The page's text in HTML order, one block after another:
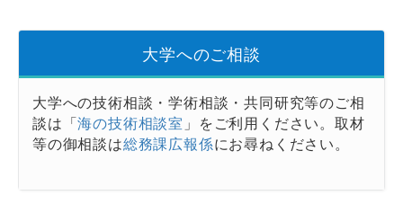
大学へのご相談
大学への技術相談・学術相談・共同研究等のご相
談は「海の技術相談室 」をご利用ください。取材
等の御相談は総務課広報係にお尋ねください。